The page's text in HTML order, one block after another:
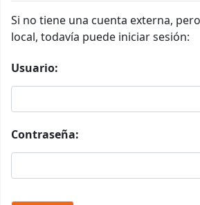
Si no tiene una cuenta externa,
local, todavía puede iniciar sesión:
Usuario:
Contraseña: